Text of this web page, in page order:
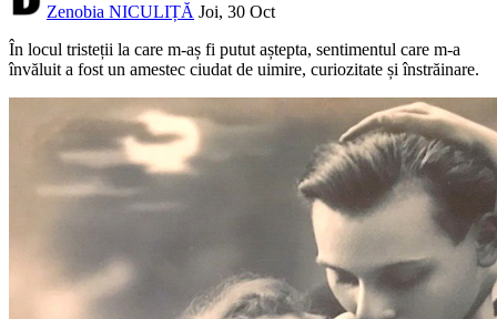
Zenobia NICULIȚĂ Joi, 30 Oct
În locul tristeții la care m-aș fi putut aștepta, sentimentul care m-a
învăluit a fost un amestec ciudat de uimire, curiozitate și înstrăinare.